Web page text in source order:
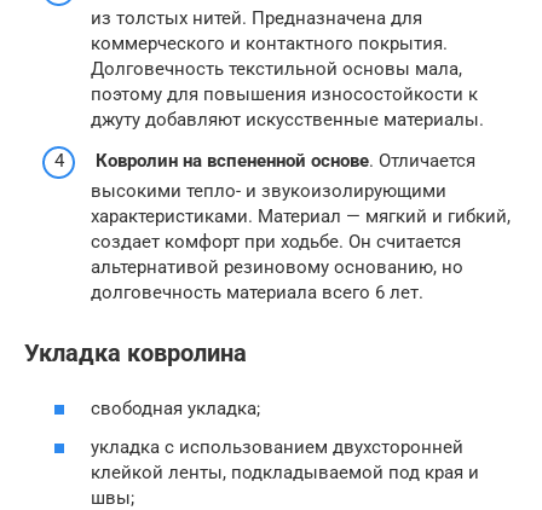
из толстых нитей. Предназначена для
коммерческого и контактного покрытия.
Долговечность текстильной основы мала,
поэтому для повышения износостойкости к
джуту добавляют искусственные материалы.
Ковролин на вспененной основе. Отличается
высокими тепло- и звукоизолирующими
характеристиками. Материал — мягкий и гибкий,
создает комфорт при ходьбе. Он считается
альтернативой резиновому основанию, но
долговечность материала всего 6 лет.
Укладка ковролина
свободная укладка;
укладка с использованием двухсторонней
клейкой ленты, подкладываемой под края и
швы;